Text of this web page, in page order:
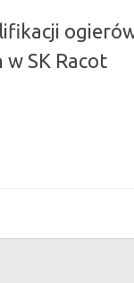
SK Racot